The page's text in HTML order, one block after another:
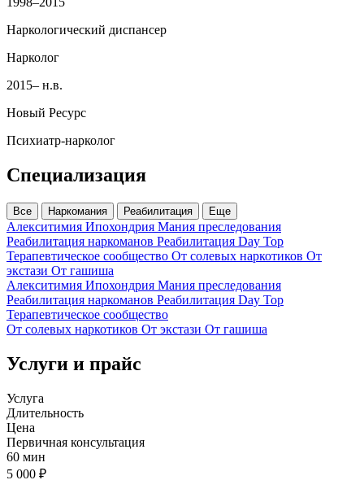
Наркологический диспансер
Нарколог
2015– н.в.
Новый Ресурс
Психиатр‑нарколог
Специализация
Все Наркомания Реабилитация Еще
Алекситимия Ипохондрия Мания преследования
Реабилитация наркоманов Реабилитация Day Top
Терапевтическое сообщество От солевых наркотиков От
экстази От гашиша
Алекситимия Ипохондрия Мания преследования
Реабилитация наркоманов Реабилитация Day Top
Терапевтическое сообщество
От солевых наркотиков От экстази От гашиша
Услуги и прайс
Услуга
Длительность
Цена
Первичная консультация
60 мин
5 000 ₽